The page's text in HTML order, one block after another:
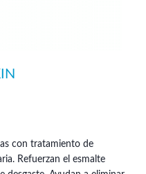
con tratamiento de
Refuerzan el esmalte